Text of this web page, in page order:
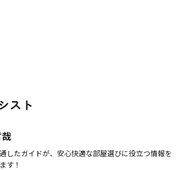
スト
したガイドが、安心快適な部屋選びに役立つ情報を
す！